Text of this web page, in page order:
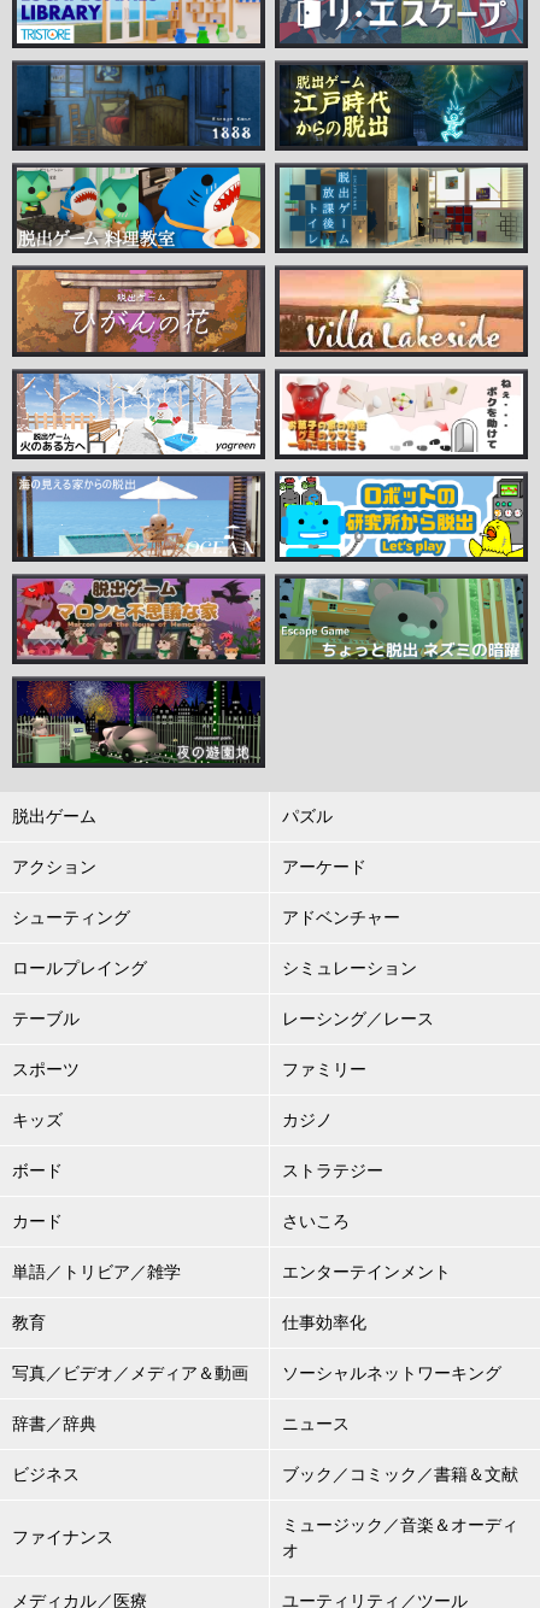
脱出ゲーム パズル
アクション アーケード
シューティング アドベンチャー
ロールプレイング シミュレーション
テーブル レーシング／レース
スポーツ ファミリー
キッズ カジノ
ボード ストラテジー
カード さいころ
単語／トリビア／雑学 エンターテインメント
教育 仕事効率化
写真／ビデオ／メディア＆動画 ソーシャルネットワーキング
辞書／辞典 ニュース
ビジネス ブック／コミック／書籍＆文献
ファイナンス
ミュージック／音楽＆オーディ
オ
メディカル／医療 ユーティリティ／ツール